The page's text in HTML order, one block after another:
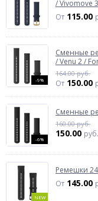
/ Vivomove
От 115.00
-9%
Сменные
/ Venu 2 /
164.00 руб.
От 150.00
-6%
Сменные
160.00 руб.
150.00 руб.
NEW
Ремешки 24
От 145.00